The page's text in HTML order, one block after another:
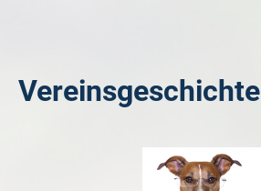
Vereinsgeschichte